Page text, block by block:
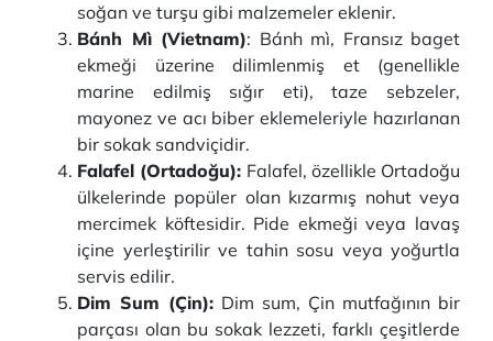
soğan ve turşu gibi malzemeler eklenir.
Bánh Mì (Vietnam): Bánh mì, Fransız baget
ekmeği üzerine dilimlenmiş et (genellikle
marine edilmiş sığır eti), taze sebzeler,
mayonez ve acı biber eklemeleriyle hazırlanan
bir sokak sandviçidir.
Falafel (Ortadoğu): Falafel, özellikle Ortadoğu
ülkelerinde popüler olan kızarmış nohut veya
mercimek köftesidir. Pide ekmeği veya lavaş
içine yerleştirilir ve tahin sosu veya yoğurtla
servis edilir.
Dim Sum (Çin): Dim sum, Çin mutfağının bir
parçası olan bu sokak lezzeti, farklı çeşitlerde